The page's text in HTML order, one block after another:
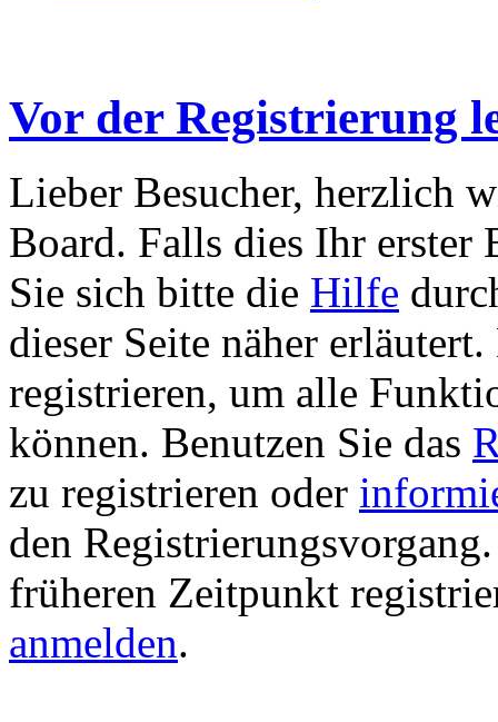
Vor der Registrierung
Lieber Besucher, herzlich
Board. Falls dies Ihr erster
Sie sich bitte die Hilfe
dieser Seite näher
registrieren, um alle
können. Benutzen Sie das
zu registrieren oder
den
früheren Zeitpunkt
anmelden.